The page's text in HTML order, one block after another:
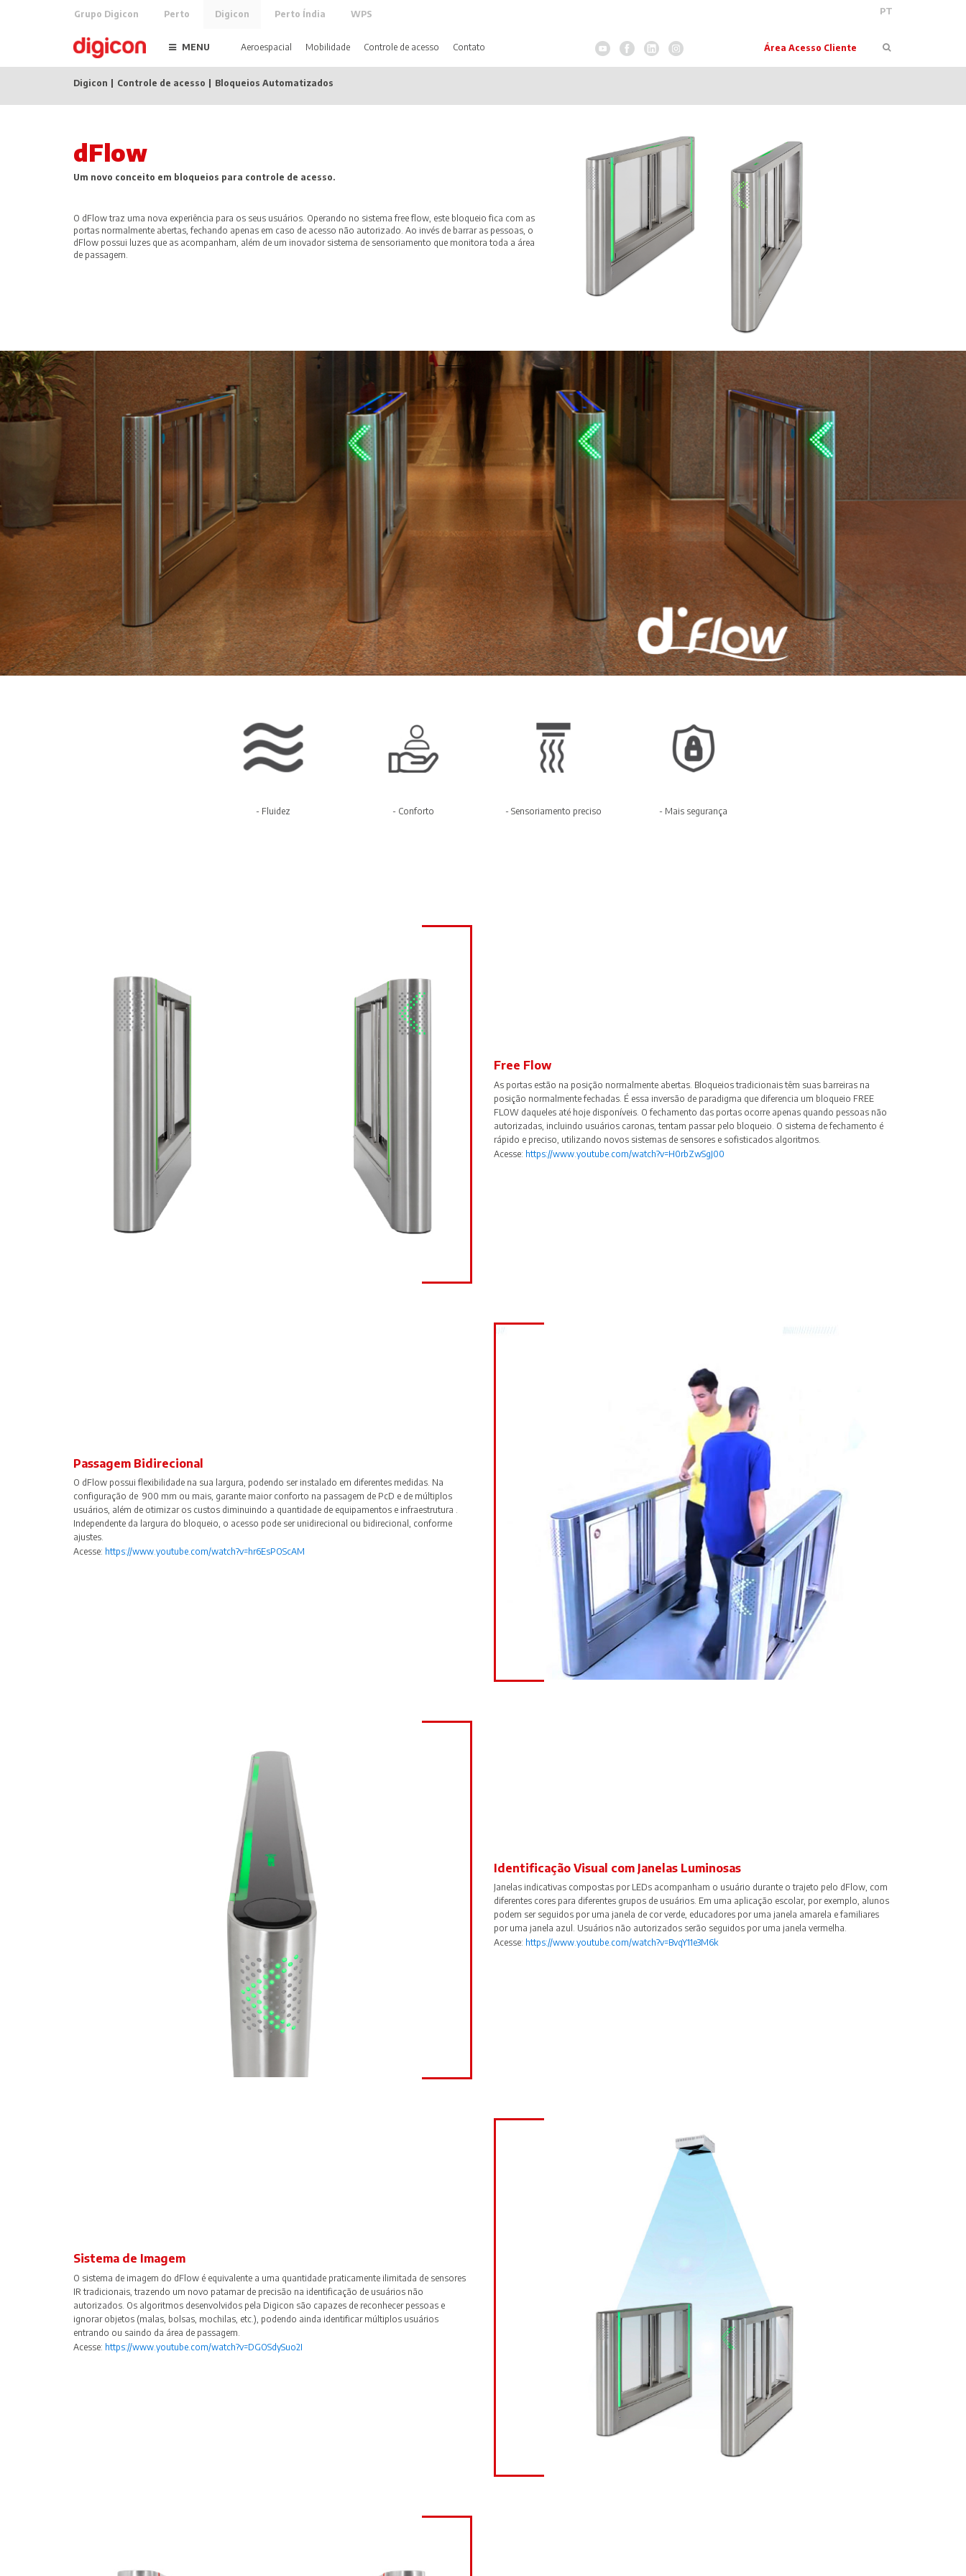
Grupo Digicon Perto Digicon Perto Índia WPS PT
MENU Aeroespacial Mobilidade Controle de acesso Contato Área Acesso Cliente
Digicon Controle de acesso Bloqueios Automatizados
dFlow
Um novo conceito em bloqueios para controle de acesso.
O dFlow traz uma nova experiência para os seus usuários. Operando no sistema free flow, este bloqueio fica com as
portas normalmente abertas, fechando apenas em caso de acesso não autorizado. Ao invés de barrar as pessoas, o
dFlow possui luzes que as acompanham, além de um inovador sistema de sensoriamento que monitora toda a área
de passagem.
- Fluidez - Conforto - Sensoriamento preciso - Mais segurança
Free Flow
As portas estão na posição normalmente abertas. Bloqueios tradicionais têm suas barreiras na
posição normalmente fechadas. É essa inversão de paradigma que diferencia um bloqueio FREE
FLOW daqueles até hoje disponíveis. O fechamento das portas ocorre apenas quando pessoas não
autorizadas, incluindo usuários caronas, tentam passar pelo bloqueio. O sistema de fechamento é
rápido e preciso, utilizando novos sistemas de sensores e sofisticados algoritmos.
Acesse: https://www.youtube.com/watch?v=H0rbZwSgJ00
Passagem Bidirecional
O dFlow possui flexibilidade na sua largura, podendo ser instalado em diferentes medidas. Na
configuração de 900 mm ou mais, garante maior conforto na passagem de PcD e de múltiplos
usuários, além de otimizar os custos diminuindo a quantidade de equipamentos e infraestrutura .
Independente da largura do bloqueio, o acesso pode ser unidirecional ou bidirecional, conforme
ajustes.
Acesse: https://www.youtube.com/watch?v=hr6EsPOScAM
Identificação Visual com Janelas Luminosas
Janelas indicativas compostas por LEDs acompanham o usuário durante o trajeto pelo dFlow, com
diferentes cores para diferentes grupos de usuários. Em uma aplicação escolar, por exemplo, alunos
podem ser seguidos por uma janela de cor verde, educadores por uma janela amarela e familiares
por uma janela azul. Usuários não autorizados serão seguidos por uma janela vermelha.
Acesse: https://www.youtube.com/watch?v=BvqY11e3M6k
Sistema de Imagem
O sistema de imagem do dFlow é equivalente a uma quantidade praticamente ilimitada de sensores
IR tradicionais, trazendo um novo patamar de precisão na identificação de usuários não
autorizados. Os algoritmos desenvolvidos pela Digicon são capazes de reconhecer pessoas e
ignorar objetos (malas, bolsas, mochilas, etc.), podendo ainda identificar múltiplos usuários
entrando ou saindo da área de passagem.
Acesse: https://www.youtube.com/watch?v=DGOSdySuo2I